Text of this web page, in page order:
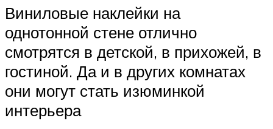
Виниловые наклейки на
однотонной стене отлично
смотрятся в детской, в прихожей, в
гостиной. Да и в других комнатах
они могут стать изюминкой
интерьера